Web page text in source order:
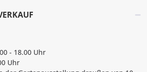
- 18.00 Uhr
Uhr